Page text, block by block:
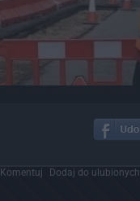
Komentuj Dodaj do ulubionych